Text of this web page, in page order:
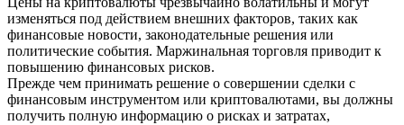
изменяться под действием внешних факторов, таких как
финансовые новости, законодательные решения или
политические события. Маржинальная торговля приводит к
повышению финансовых рисков.
Прежде чем принимать решение о совершении сделки с
финансовым инструментом или криптовалютами, вы должны
получить полную информацию о рисках и затратах,